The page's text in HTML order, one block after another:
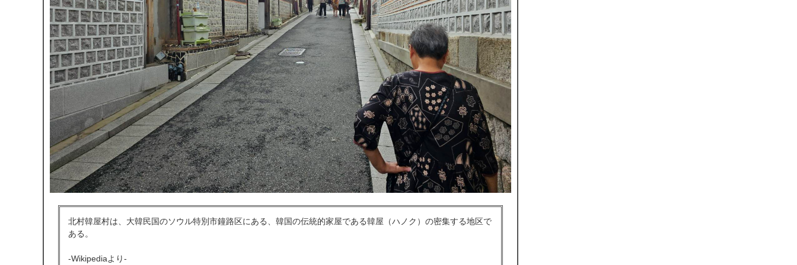
北村韓屋村は、大韓民国のソウル特別市鐘路区にある、韓国の伝統的家屋である韓屋（ハノク）の密集する地区で
ある。
-Wikipediaより-